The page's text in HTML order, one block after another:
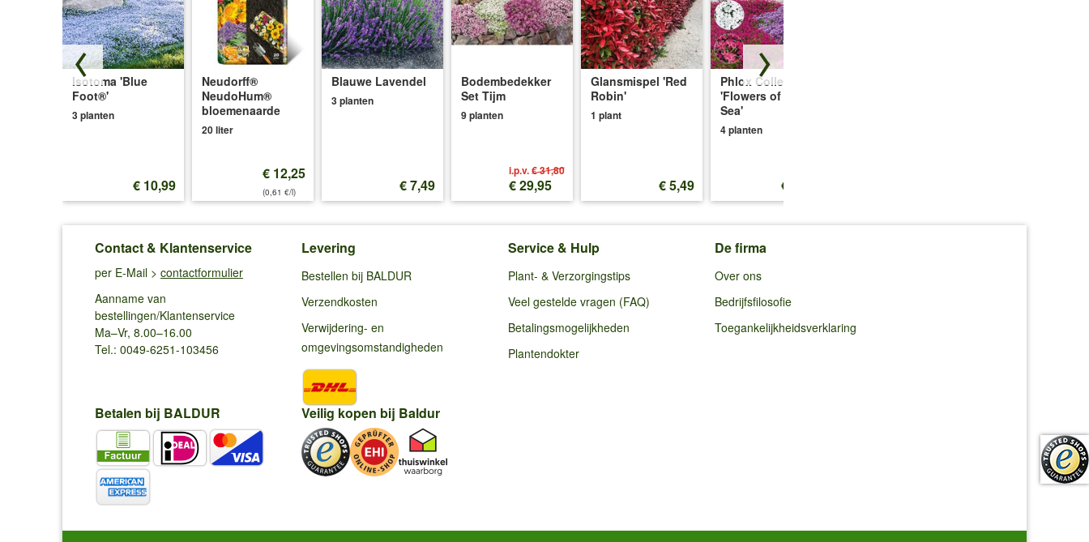
Isotoma 'Blue
Foot®'
3 planten
€ 10,99
Neudorff®
NeudoHum®
bloemenaarde
20 liter
€ 12,25
(0,61 €/l)
Blauwe Lavendel
3 planten
€ 7,49
Bodembedekker
Set Tijm
9 planten
i.p.v.€ 31,80
€ 29,95
Glansmispel 'Red
Robin'
1 plant
€ 5,49
Phlox Collectie
'Flowers of the
Sea'
4 planten
€ 13,25
Contact & Klantenservice
per E-Mail > contactformulier
Aanname van
bestellingen/Klantenservice
Ma–Vr, 8.00–16.00
Tel.: 0049-6251-103456
Levering
Bestellen bij BALDUR
Verzendkosten
Verwijdering- en
omgevingsomstandigheden
Service & Hulp
Plant- & Verzorgingstips
Veel gestelde vragen (FAQ)
Betalingsmogelijkheden
Plantendokter
De firma
Over ons
Bedrijfsfilosofie
Toegankelijkheidsverklaring
Betalen bij BALDUR Veilig kopen bij Baldur